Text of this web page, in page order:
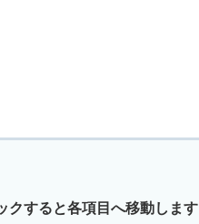
クすると各項目へ移動します